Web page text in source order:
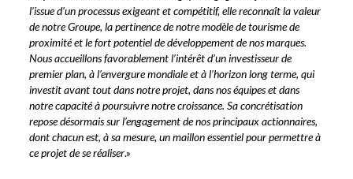
l’issue d’un processus exigeant et compétitif, elle reconnaît la valeur
de notre Groupe, la pertinence de notre modèle de tourisme de
proximité et le fort potentiel de développement de nos marques.
Nous accueillons favorablement l’intérêt d’un investisseur de
premier plan, à l’envergure mondiale et à l’horizon long terme, qui
investit avant tout dans notre projet, dans nos équipes et dans
notre capacité à poursuivre notre croissance. Sa concrétisation
repose désormais sur l’engagement de nos principaux actionnaires,
dont chacun est, à sa mesure, un maillon essentiel pour permettre à
ce projet de se réaliser.»